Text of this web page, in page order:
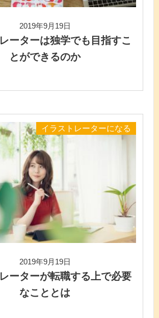
2019年9月19日
ーターは独学でも目指すこ
とができるのか
イラストレーターになる
2019年9月19日
ーターが転職する上で必要
なこととは